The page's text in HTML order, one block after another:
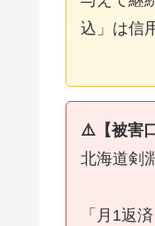
込」は信
⚠️【被害
北海道剣
「月1返